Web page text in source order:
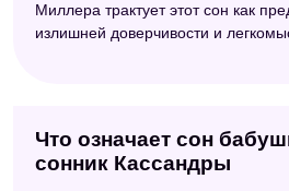
Миллера трактует этот сон как
излишней доверчивости и
Что означает сон
сонник Кассандры